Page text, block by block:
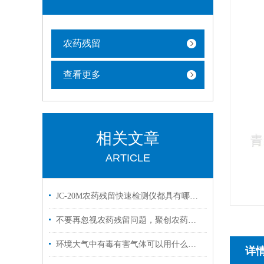
农药残留
查看更多
相关文章
ARTICLE
JC-20M农药残留快速检测仪都具有哪些性能优势
不要再忽视农药残留问题，聚创农药残留检测仪来帮您！
环境大气中有毒有害气体可以用什么仪器检测？
详